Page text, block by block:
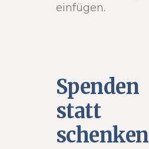
einfügen.
Spenden
statt
schenken